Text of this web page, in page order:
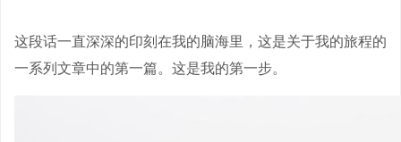
这段话一直深深的印刻在我的脑海里，这是关于我的旅程的
一系列文章中的第一篇。这是我的第一步。